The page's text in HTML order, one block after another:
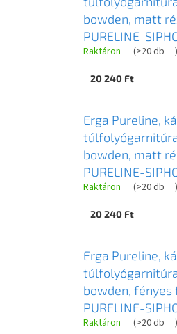
bowden, matt
PURELINE-
Raktáron (>20 db )
20 240 Ft
Erga Pureline,
bowden, matt
PURELINE-
Raktáron (>20 db )
20 240 Ft
Erga Pureline,
bowden, fényes
PURELINE-
Raktáron (>20 db )